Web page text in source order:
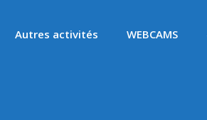
Autres activités WEBCAMS